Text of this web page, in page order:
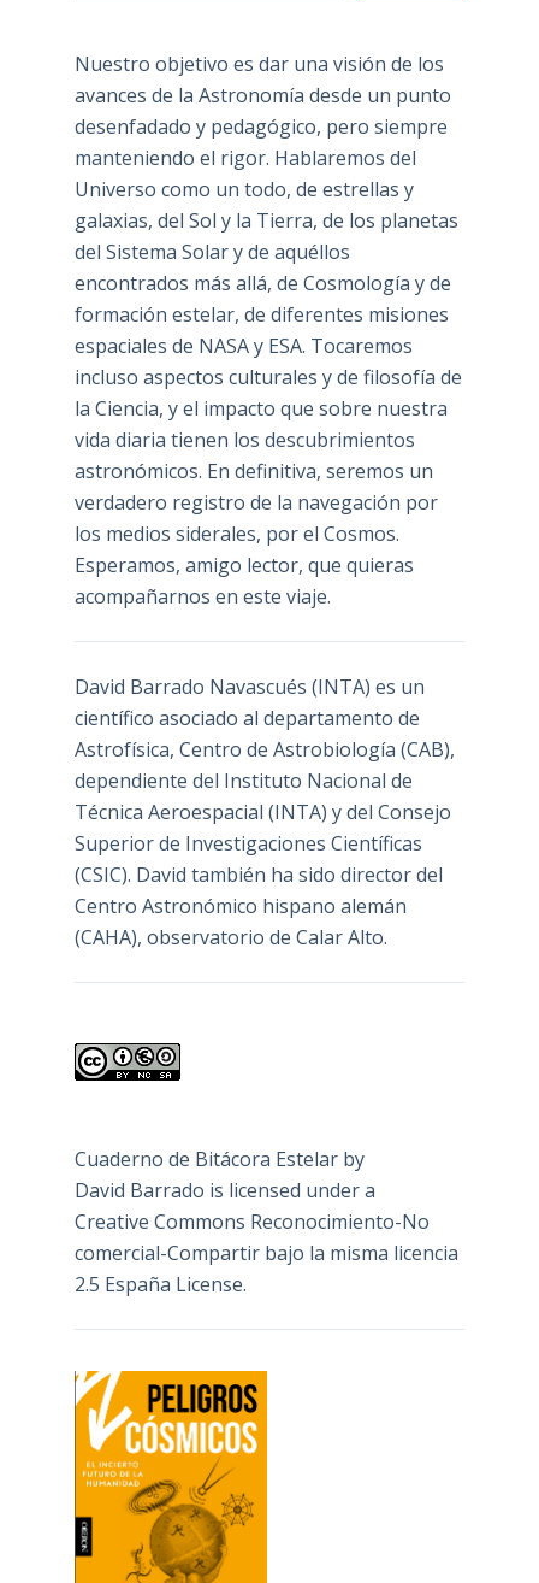
Nuestro objetivo es dar una visión de los
avances de la Astronomía desde un punto
desenfadado y pedagógico, pero siempre
manteniendo el rigor. Hablaremos del
Universo como un todo, de estrellas y
galaxias, del Sol y la Tierra, de los planetas
del Sistema Solar y de aquéllos
encontrados más allá, de Cosmología y de
formación estelar, de diferentes misiones
espaciales de NASA y ESA. Tocaremos
incluso aspectos culturales y de filosofía de
la Ciencia, y el impacto que sobre nuestra
vida diaria tienen los descubrimientos
astronómicos. En definitiva, seremos un
verdadero registro de la navegación por
los medios siderales, por el Cosmos.
Esperamos, amigo lector, que quieras
acompañarnos en este viaje.
David Barrado Navascués (INTA) es un
científico asociado al departamento de
Astrofísica, Centro de Astrobiología (CAB),
dependiente del Instituto Nacional de
Técnica Aeroespacial (INTA) y del Consejo
Superior de Investigaciones Científicas
(CSIC). David también ha sido director del
Centro Astronómico hispano alemán
(CAHA), observatorio de Calar Alto.
Cuaderno de Bitácora Estelarby
David Barrado is licensed under a
Creative Commons Reconocimiento-No
comercial-Compartir bajo la misma licencia
2.5 España License.